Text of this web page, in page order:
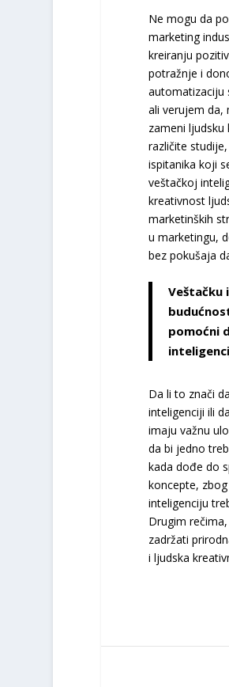
Ne mogu da
marketing
kreiranju
potražnje i
automatizaciju
ali verujem da,
zameni
različite
ispitanika koji
veštačkoj
kreativnost
marketinških
u marketingu,
bez pokušaja
Veštačku
pomoćni
Da li to znači
inteligenciji ili
imaju važnu
da bi jedno
kada dođe do
koncepte,
inteligenciju
Drugim
zadržati
i ljudska